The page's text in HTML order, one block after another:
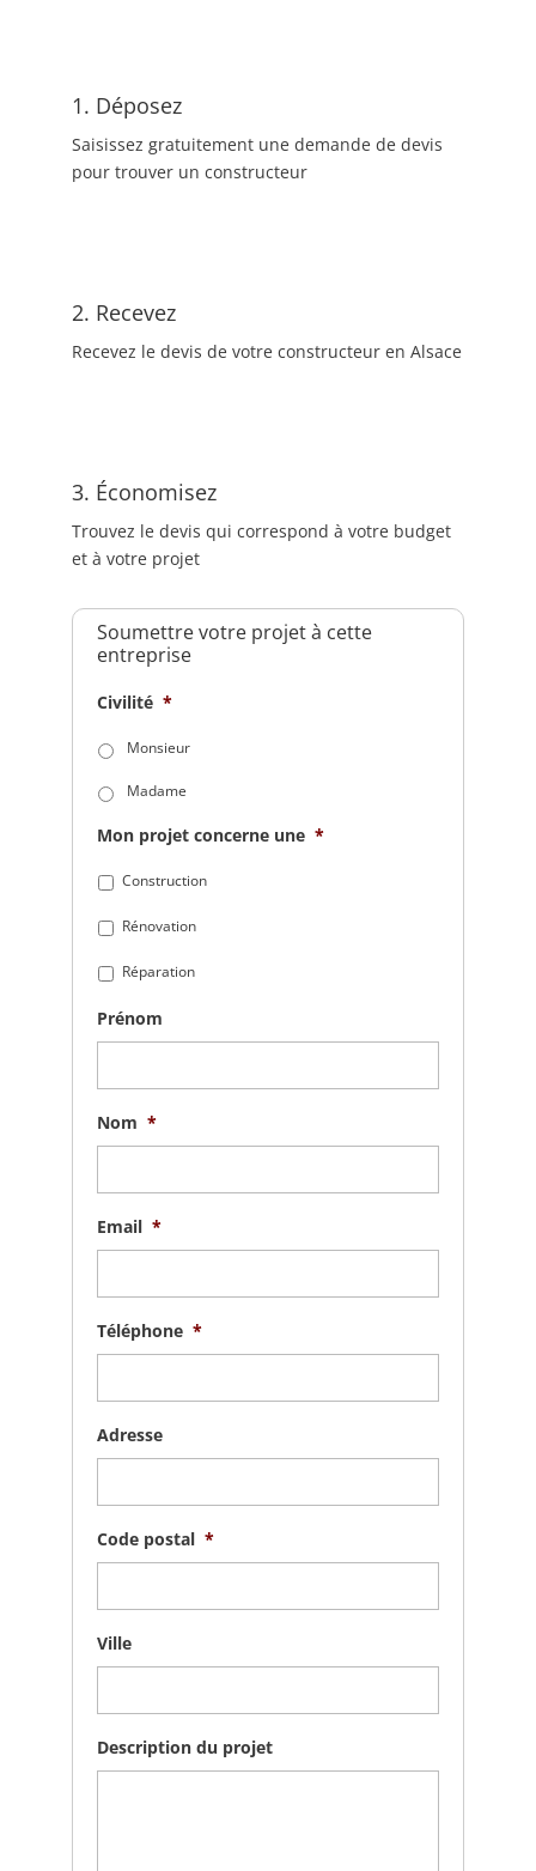
1. Déposez
Saisissez gratuitement une demande de devis
pour trouver un constructeur
2. Recevez
Recevez le devis de votre constructeur en Alsace
3. Économisez
Trouvez le devis qui correspond à votre budget
et à votre projet
Soumettre votre projet à cette
entreprise
Civilité *
Monsieur
Madame
Mon projet concerne une *
Construction
Rénovation
Réparation
Prénom
Nom *
Email *
Téléphone *
Adresse
Code postal *
Ville
Description du projet